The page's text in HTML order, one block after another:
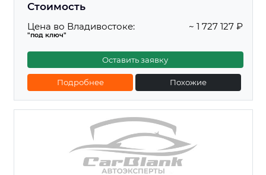
Стоимость
Цена во Владивостоке:
"под ключ"
~ 1 727 127 ₽
Оставить заявку
Подробнее Похожие